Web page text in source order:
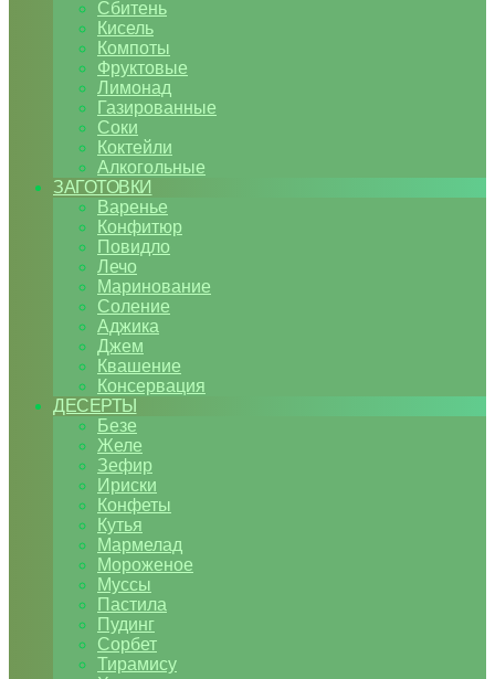
Сбитень
Кисель
Компоты
Фруктовые
Лимонад
Газированные
Соки
Коктейли
Алкогольные
ЗАГОТОВКИ
Варенье
Конфитюр
Повидло
Лечо
Маринование
Соление
Аджика
Джем
Квашение
Консервация
ДЕСЕРТЫ
Безе
Желе
Зефир
Ириски
Конфеты
Кутья
Мармелад
Мороженое
Муссы
Пастила
Пудинг
Сорбет
Тирамису